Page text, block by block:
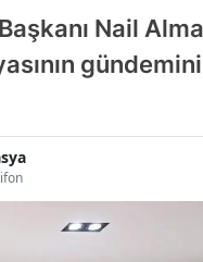
Nail